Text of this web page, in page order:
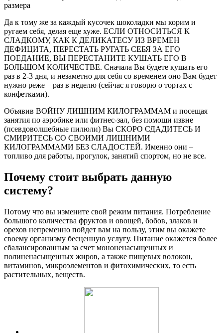
размера
Да к тому же за каждый кусочек шоколадки мы корим и
ругаем себя, делая еще хуже. ЕСЛИ ОТНОСИТЬСЯ К
СЛАДКОМУ, КАК К ДЕЛИКАТЕСУ ИЗ ВРЕМЕН
ДЕФИЦИТА, ПЕРЕСТАТЬ РУГАТЬ СЕБЯ ЗА ЕГО
ПОЕДАНИЕ, ВЫ ПЕРЕСТАНИТЕ КУШАТЬ ЕГО В
БОЛЬШОМ КОЛИЧЕСТВЕ. Сначала Вы будете кушать его
раз в 2-3 дня, и незаметно для себя со временем оно Вам будет
нужно реже – раз в неделю (сейчас я говорю о тортах с
конфетками).
Объявив ВОЙНУ ЛИШНИМ КИЛОГРАММАМ и посещая
занятия по аэробике или фитнес-зал, без помощи извне
(псевдоволшебные пилюли) Вы СКОРО СДАДИТЕСЬ И
СМИРИТЕСЬ СО СВОИМИ ЛИШНИМИ
КИЛОГРАММАМИ БЕЗ СЛАДОСТЕЙ. Именно они –
топливо для работы, прогулок, занятий спортом, но не все.
Почему стоит выбрать данную
систему?
Потому что вы измените свой режим питания. Потребление
большого количества фруктов и овощей, бобов, злаков и
орехов непременно пойдет вам на пользу, этим вы окажете
своему организму бесценную услугу. Питание окажется более
сбалансированным за счет мононенасыщенных и
полиненасыщенных жиров, а также пищевых волокон,
витаминов, микроэлементов и фитохимических, то есть
растительных, веществ.